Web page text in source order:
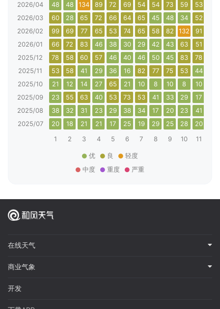
2026/04
48 48 134 89 72 69 54 54 73 59 53
2026/03
60 28 65 72 66 64 65 45 48 34 52
2026/02
99 69 77 65 53 74 65 58 82 132 91
2026/01
66 72 83 46 38 30 29 42 43 63 51
2025/12
78 58 60 57 46 40 46 50 45 83 78
2025/11
53 58 41 29 36 16 82 77 75 53 44
2025/10
21 12 14 27 65 21 10 8 10 8 10
2025/09
23 55 63 40 53 73 53 41 33 29 17
2025/08
38 32 31 23 29 38 34 17 20 23 41
2025/07
20 18 21 21 17 25 19 29 25 28 20
1
2 3 4 5 6 7 8 9 10 11
优 良
轻度
中度
重度 严重
在线天气
商业气象
开发